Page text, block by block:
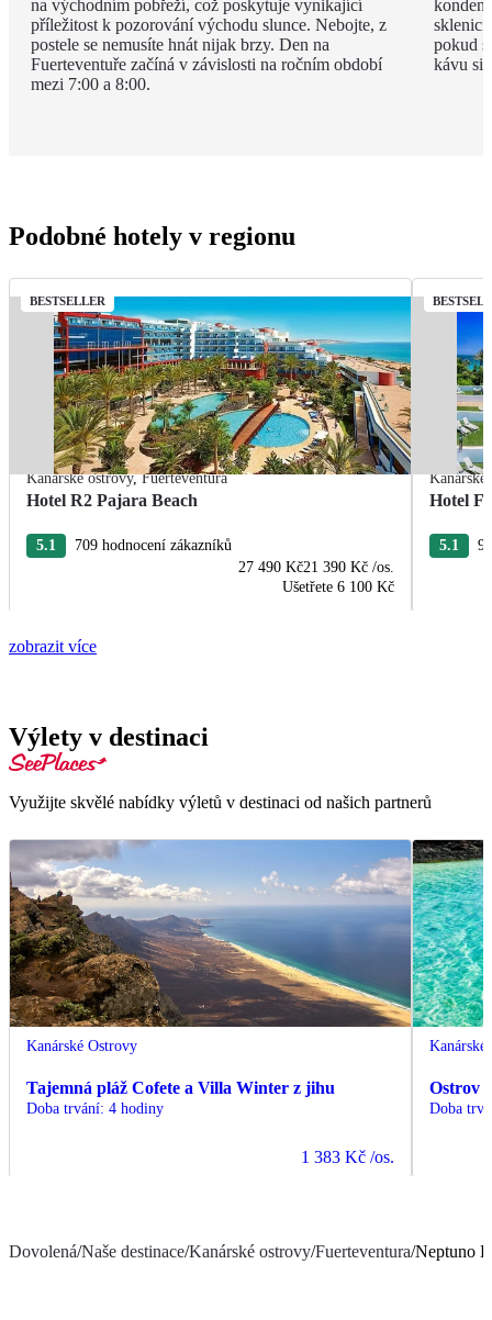
na východním pobřeží, což poskytuje vynikající
příležitost k pozorování východu slunce. Nebojte, z
postele se nemusíte hnát nijak brzy. Den na
Fuerteventuře začíná v závislosti na ročním období
mezi 7:00 a 8:00.
pokud
kávu si
Podobné hotely v regionu
BESTSELLER
Kanárské ostrovy,Fuerteventura
Hotel R2 Pajara Beach
5.1
709 hodnocení zákazníků
27 490 Kč21 390 Kč /os.
Ušetřete 6 100 Kč
Kanárské
Hotel
5.1
zobrazit více
Výlety v destinaci
Využijte skvělé nabídky výletů v destinaci od našich partnerů
Kanárské Ostrovy
Tajemná pláž Cofete a Villa Winter z jihu
Doba trvání: 4 hodiny
1 383 Kč /os.
Ostrov
Doba
Dovolená/Naše destinace/Kanárské ostrovy/Fuerteventura/Neptuno